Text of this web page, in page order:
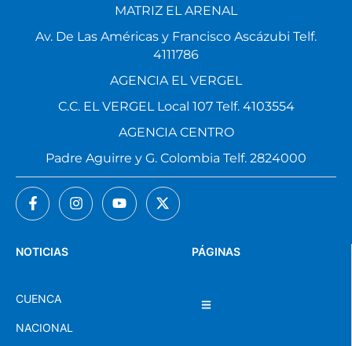
PÁGINAS
NOTICIAS
CUENCA
NACIONAL
MATRIZ EL ARENAL
Av. De Las Américas y Francisco Ascázubi Telf.
4111786
AGENCIA EL VERGEL
C.C. EL VERGEL Local 107 Telf. 4103554
AGENCIA CENTRO
Padre Aguirre y G. Colombia Telf. 2824000